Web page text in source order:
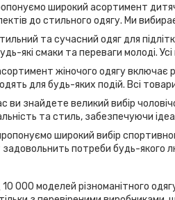
широкий асортимент
до стильного одягу. Ми
та сучасний одяг для
які смаки та переваги молоді.
жіночого одягу включає
для будь-яких подій. Всі
ви знайдете великий вибір
та стиль, забезпечуючи
широкий вибір
потреби будь-якого
000 моделей різноманітного